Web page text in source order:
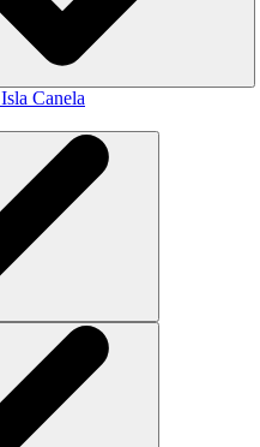
Isla Canela